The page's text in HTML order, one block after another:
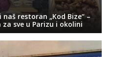
restoran „Kod Bize“ –
za sve u Parizu i okolini